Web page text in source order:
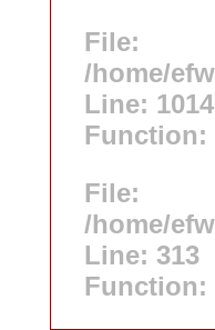
File:
/home/
Line: 1014
Function:
File:
/home/
Line: 313
Function: